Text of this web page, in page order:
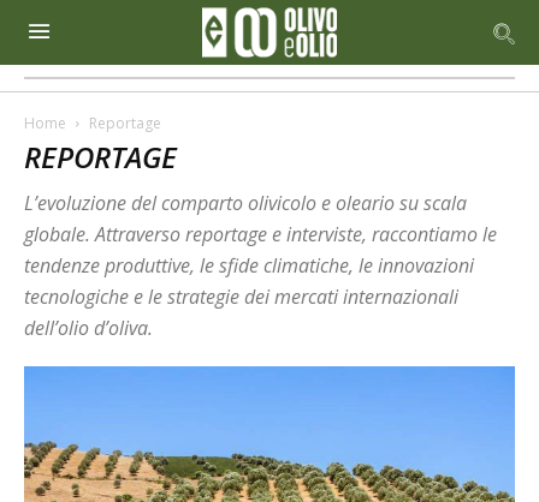
Home Reportage
REPORTAGE
L’evoluzione del comparto olivicolo e oleario su scala
globale. Attraverso reportage e interviste, raccontiamo le
tendenze produttive, le sfide climatiche, le innovazioni
tecnologiche e le strategie dei mercati internazionali
dell’olio d’oliva.